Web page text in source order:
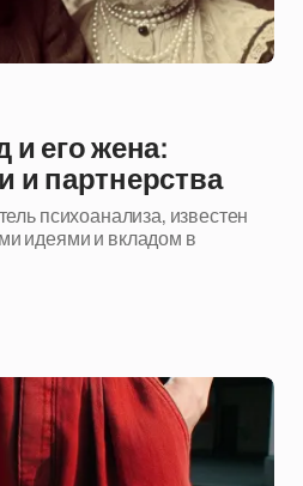
и его жена:
и партнерства
психоанализа, известен
идеями и вкладом в